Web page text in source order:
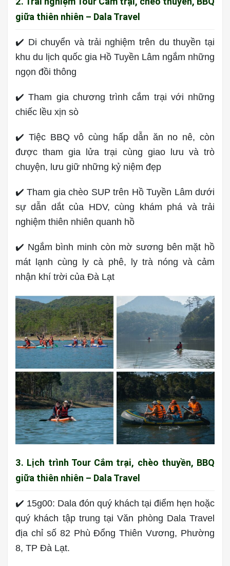
giữa thiên nhiên – Dala Travel
✔️ Di chuyển và trải nghiệm trên du thuyền tại
khu du lịch quốc gia Hồ Tuyền Lâm ngắm những
ngọn đồi thông
✔️ Tham gia chương trình cắm trại với những
chiếc lều xịn sò
✔️ Tiệc BBQ vô cùng hấp dẫn ăn no nê, còn
được tham gia lửa trại cùng giao lưu và trò
chuyện, lưu giữ những kỷ niệm đẹp
✔️ Tham gia chèo SUP trên Hồ Tuyền Lâm dưới
sự dẫn dắt của HDV, cùng khám phá và trải
nghiệm thiên nhiên quanh hồ
✔️ Ngắm bình minh còn mờ sương bên mặt hồ
mát lạnh cùng ly cà phê, ly trà nóng và cảm
nhận khí trời của Đà Lạt
3. Lịch trình Tour Cắm trại, chèo thuyền, BBQ
giữa thiên nhiên – Dala Travel
✔️ 15g00: Dala đón quý khách tại điểm hẹn hoặc
quý khách tập trung tại Văn phòng Dala Travel
địa chỉ số 82 Phù Đổng Thiên Vương, Phường
8, TP Đà Lạt.